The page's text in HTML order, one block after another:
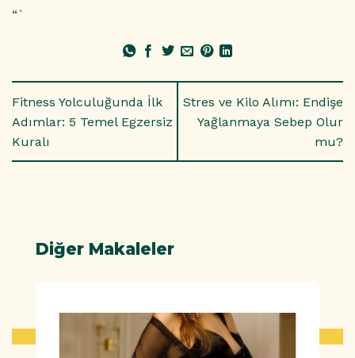
“`
Fitness Yolculuğunda İlk
Adımlar: 5 Temel Egzersiz
Kuralı
Stres ve Kilo Alımı: Endişe
Yağlanmaya Sebep Olur
mu?
Diğer Makaleler